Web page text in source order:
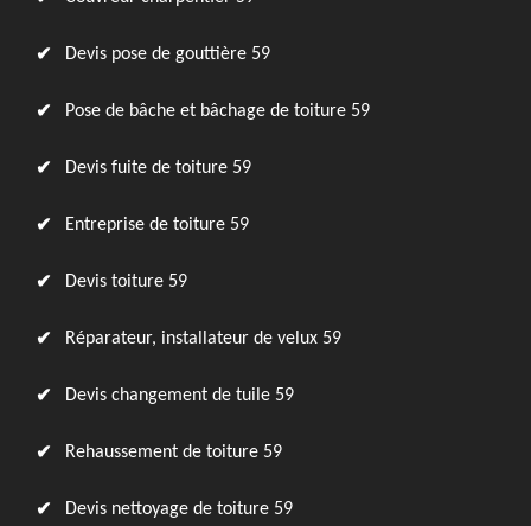
Devis pose de gouttière 59
Pose de bâche et bâchage de toiture 59
Devis fuite de toiture 59
Entreprise de toiture 59
Devis toiture 59
Réparateur, installateur de velux 59
Devis changement de tuile 59
Rehaussement de toiture 59
Devis nettoyage de toiture 59